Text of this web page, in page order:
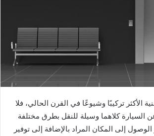
الأكثر تركيبًا وشيوعًا في القرن الحالي، فلا
السيارة كلاهما وسيلة للنقل بطرق مختلفة
إلى المكان المراد بالإضافة إلى توفير